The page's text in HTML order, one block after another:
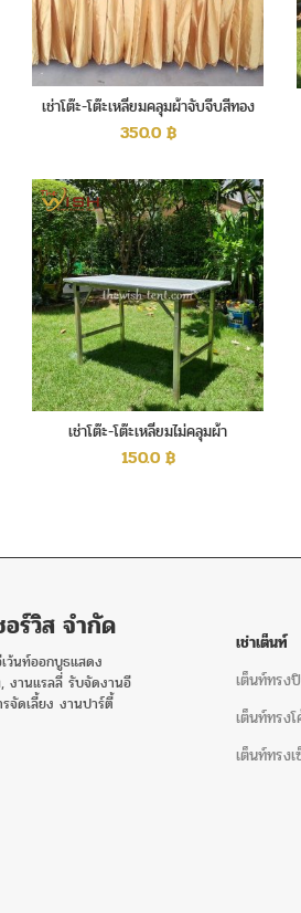
เช่าโต๊ะ-โต๊ะเหลี่ยมคลุมผ้าจับจีบสีทอง
350.0 ฿
เช่าโต๊ะ-โต๊ะเหลี่ยมไม่คลุมผ้า
150.0 ฿
ร์วิส จำกัด
ว้นท์ออกบูธแสดง
งานแรลลี่ รับจัดงานอี
จัดเลี้ยง งานปาร์ตี้
เช่าเต็นท์
เต็นท์ทรง
เต็นท์ทรงโ
เต็นท์ทรง